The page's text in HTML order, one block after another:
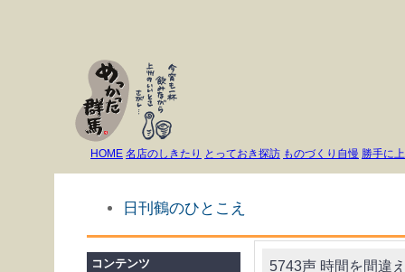
HOME 名店のしきたり とっておき探訪 ものづくり自慢 勝手に
日刊鶴のひとこえ
コンテンツ 5743声 時間を間違